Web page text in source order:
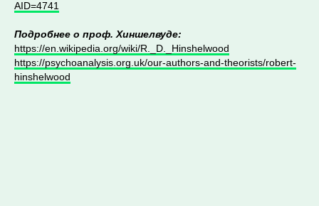
AID=4741
Подробнее о проф. Хиншелвуде:
https://en.wikipedia.org/wiki/R._D._Hinshelwood
https://psychoanalysis.org.uk/our-authors-and-theorists/robert-
hinshelwood